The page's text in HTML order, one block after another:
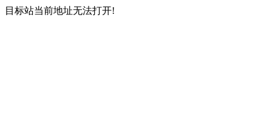
目标站当前地址无法打开!